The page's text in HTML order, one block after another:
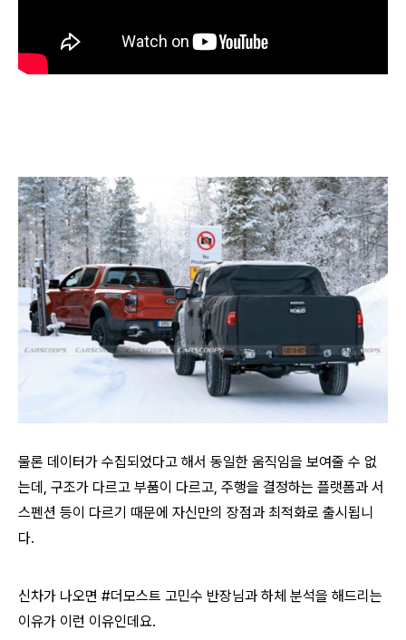
물론 데이터가 수집되었다고 해서 동일한 움직임을 보여줄 수 없
는데, 구조가 다르고 부품이 다르고, 주행을 결정하는 플랫폼과 서
스펜션 등이 다르기 때문에 자신만의 장점과 최적화로 출시됩니
다.
신차가 나오면 #더모스트 고민수 반장님과 하체 분석을 해드리는
이유가 이런 이유인데요.